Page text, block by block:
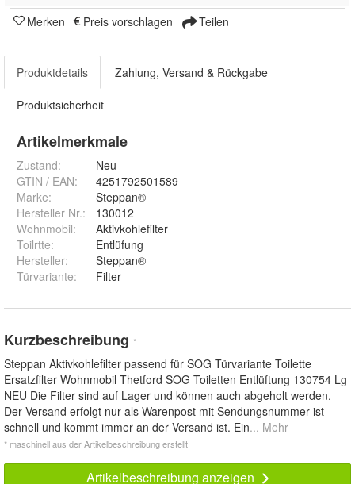
Merken Preis vorschlagen Teilen
Produktdetails Zahlung, Versand & Rückgabe
Produktsicherheit
Artikelmerkmale
Zustand:
Neu
GTIN / EAN:
4251792501589
Marke:
Steppan®
Hersteller Nr.:
130012
Wohnmobil:
Aktivkohlefilter
Toilrtte:
Entlüfung
Hersteller:
Steppan®
Türvariante: Filter
Kurzbeschreibung *
Steppan Aktivkohlefilter passend für SOG Türvariante Toilette
Ersatzfilter Wohnmobil Thetford SOG Toiletten Entlüftung 130754 Lg
NEU Die Filter sind auf Lager und können auch abgeholt werden.
Der Versand erfolgt nur als Warenpost mit Sendungsnummer ist
schnell und kommt immer an der Versand ist. Ein... Mehr
* maschinell aus der Artikelbeschreibung erstellt
Artikelbeschreibung anzeigen